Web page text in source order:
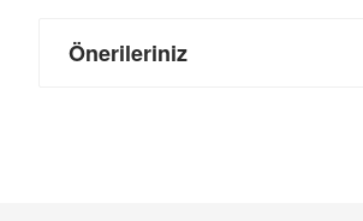
Önerileriniz